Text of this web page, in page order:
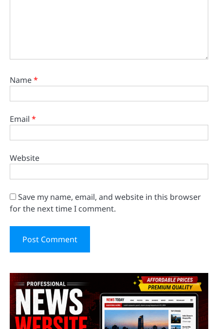
Name*
Email *
Website
Save my name, email, and website in this browser
for the next time I comment.